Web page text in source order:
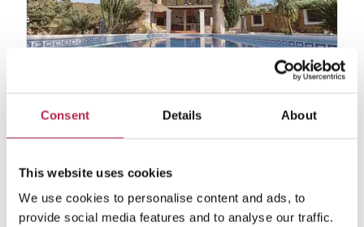
Consent Details About
This website uses cookies
We use cookies to personalise content and ads, to
provide social media features and to analyse our traffic.
San Rafael
€ 6.920,00 / € 8.670,00 per week